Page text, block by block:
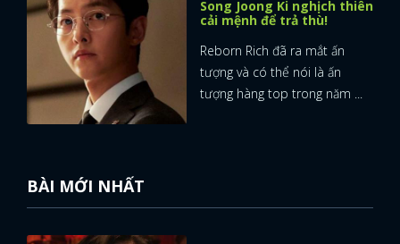
Song Joong Ki nghịch thiên
cải mệnh để trả thù!
Reborn Rich đã ra mắt ấn
tượng và có thể nói là ấn
tượng hàng top trong năm ...
BÀI MỚI NHẤT